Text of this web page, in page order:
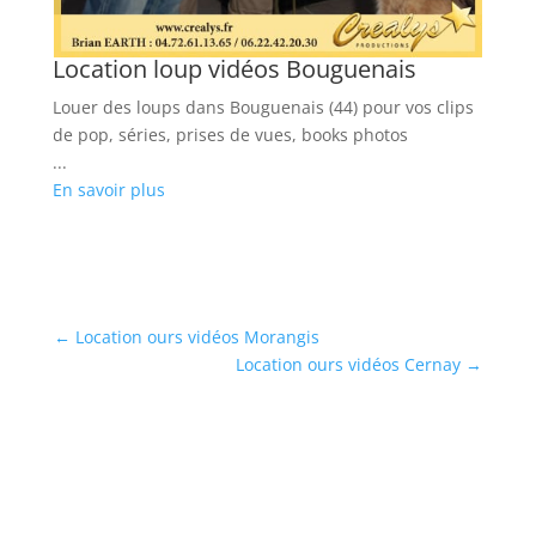
Location loup vidéos Bouguenais
Louer des loups dans Bouguenais (44) pour vos clips
de pop, séries, prises de vues, books photos
...
En savoir plus
← Location ours vidéos Morangis
Location ours vidéos Cernay →